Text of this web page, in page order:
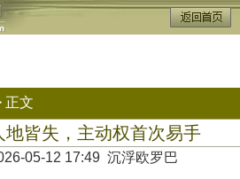
正文
地皆失，主动权首次易手
05-12 17:49 沉浮欧罗巴